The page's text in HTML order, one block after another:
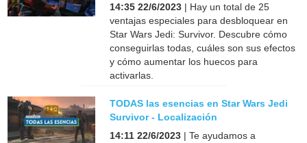
14:35 22/6/2023 | Hay un total de 25
ventajas especiales para desbloquear en
Star Wars Jedi: Survivor. Descubre cómo
conseguirlas todas, cuáles son sus efectos
y cómo aumentar los huecos para
activarlas.
TODAS las esencias en Star Wars Jedi
Survivor - Localización
14:11 22/6/2023 | Te ayudamos a